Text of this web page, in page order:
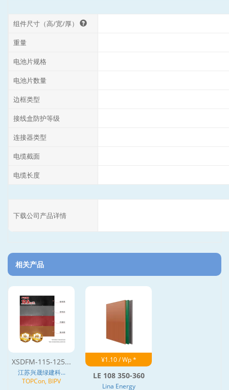
组件尺寸（高/宽/厚）
重量
电池片规格
电池片数量
边框类型
接线盒防护等级
连接器类型
电缆截面
电缆长度
下载公司产品详情
相关产品
XSDFM-115-125...
江苏兴晟绿建科...
TOPCon, BIPV
¥1.10 / Wp *
LE 108 350-360
Lina Energy